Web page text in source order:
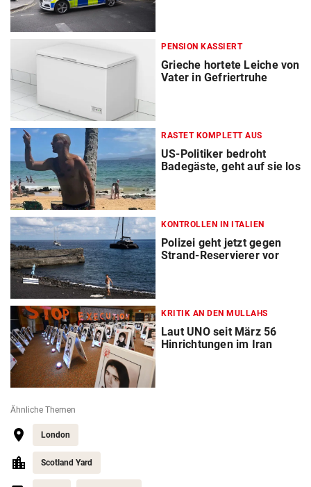
PENSION KASSIERT
Grieche hortete Leiche von
Vater in Gefriertruhe
RASTET KOMPLETT AUS
US-Politiker bedroht
Badegäste, geht auf sie los
KONTROLLEN IN ITALIEN
Polizei geht jetzt gegen
Strand-Reservierer vor
KRITIK AN DEN MULLAHS
Laut UNO seit März 56
Hinrichtungen im Iran
Ähnliche Themen
London
Scotland Yard